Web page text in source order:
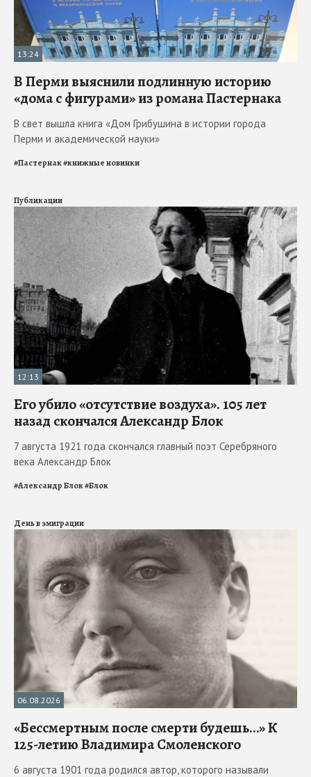
13:24
В Перми выяснили подлинную историю
«дома с фигурами» из романа Пастернака
В свет вышла книга «Дом Грибушина в истории города
Перми и академической науки»
#Пастернак#книжные новинки
Публикации
12:13
Его убило «отсутствие воздуха». 105 лет
назад скончался Александр Блок
7 августа 1921 года скончался главный поэт Серебряного
века Александр Блок
#Александр Блок#Блок
День в эмиграции
06.08.2026
«Бессмертным после смерти будешь…» К
125-летию Владимира Смоленского
6 августа 1901 года родился автор, которого называли